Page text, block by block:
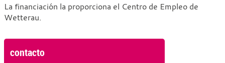
La financiación la proporciona el Centro de Empleo de
Wetterau.
contacto